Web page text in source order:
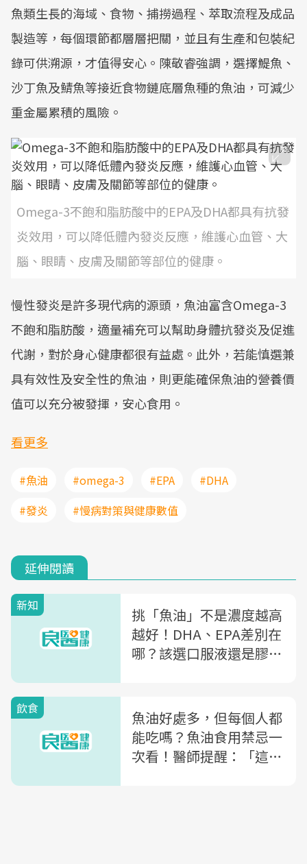
魚類生長的海域、食物、捕撈過程、萃取流程及成品
製造等，每個環節都層層把關，並且有生產和包裝紀
錄可供溯源，才值得安心。陳敬睿強調，選擇鯷魚、
沙丁魚及鯖魚等接近食物鏈底層魚種的魚油，可減少
重金屬累積的風險。
Omega-3不飽和脂肪酸中的EPA及DHA都具有抗發
炎效用，可以降低體內發炎反應，維護心血管、大
腦、眼睛、皮膚及關節等部位的健康。
慢性發炎是許多現代病的源頭，魚油富含Omega-3
不飽和脂肪酸，適量補充可以幫助身體抗發炎及促進
代謝，對於身心健康都很有益處。此外，若能慎選兼
具有效性及安全性的魚油，則更能確保魚油的營養價
值可以充分被發揮，安心食用。
看更多
#魚油 #omega-3 #EPA
#DHA
#發炎
#慢病對策與健康數值
延伸閱讀
新知
挑「魚油」不是濃度越高
越好！DHA、EPA差別在
哪？該選口服液還是膠
飲食
魚油好處多，但每個人都
能吃嗎？魚油食用禁忌一
次看！醫師提醒：「這些